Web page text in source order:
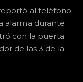
al teléfono
alarma durante
con la puerta
de las 3 de la